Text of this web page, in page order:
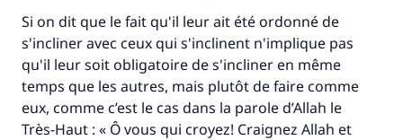
Si on dit que le fait qu'il leur ait été ordonné de
s'incliner avec ceux qui s'inclinent n'implique pas
qu'il leur soit obligatoire de s'incliner en même
temps que les autres, mais plutôt de faire comme
eux, comme c’est le cas dans la parole d’Allah le
Très-Haut : « Ô vous qui croyez! Craignez Allah et